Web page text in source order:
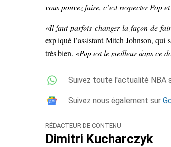
vous pouvez faire, c’est respecter Pop
«Il faut parfois changer la façon de
expliqué l’assistant Mitch Johnson, qui
très bien. «Pop est le meilleur dans ce
Suivez toute l'actualité NBA
Suivez nous également sur
RÉDACTEUR DE CONTENU
Dimitri Kucharczyk